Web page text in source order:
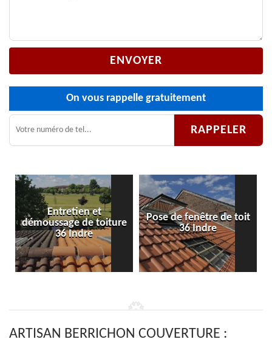
On vous rappelle gratuitement
Entretien et
démoussage de toiture
36 Indre
Pose de fenêtre de toit
36 Indre
ARTISAN BERRICHON COUVERTURE :